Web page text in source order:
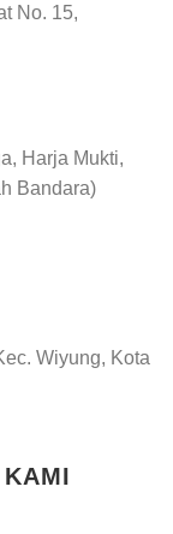
No. 15,
Harja Mukti,
Bandara)
Wiyung, Kota